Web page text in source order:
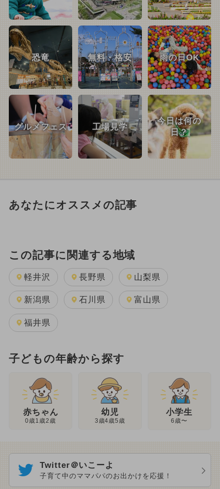
恐竜 無料・格安 雨の日OK
グルメフェス 工場見学
今日は何の
日？
あなたにオススメの記事
この記事に関連する地域
軽井沢 長野県 山梨県
新潟県 石川県 富山県
福井県
子どもの年齢から探す
赤ちゃん
0歳1歳2歳
幼児
3歳4歳5歳
小学生
6歳〜
Twitter＠いこーよ
子育て中のママパパのお出かけを応援！